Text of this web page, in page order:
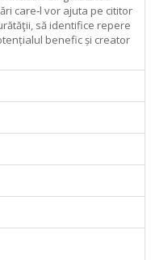
care‑l vor ajuta pe cititor
să identifice repere
benefic și creator